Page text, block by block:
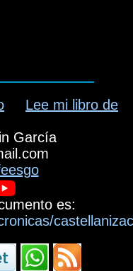
Lee mi libro de
García
es: